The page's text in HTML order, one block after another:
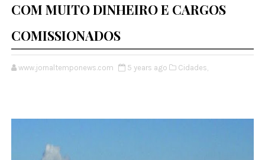
COM MUITO DINHEIRO E CARGOS
COMISSIONADOS
www.jornaltemponews.com 5 years ago Cidades,